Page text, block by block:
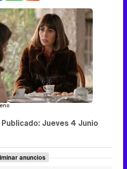
Publicado: Jueves 4 Junio
anuncios